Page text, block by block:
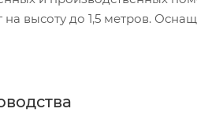
на высоту до 1,5 метров.
на производстве и в